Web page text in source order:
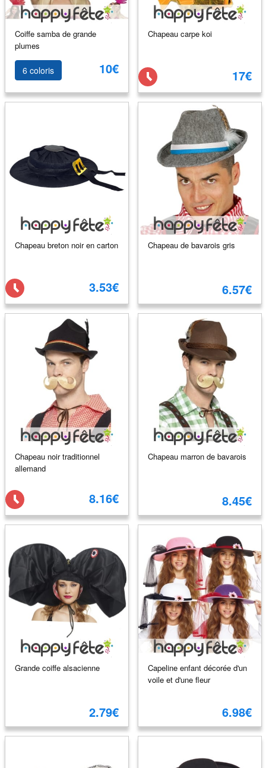
Coiffe samba de grande
plumes
6 coloris 10€
Chapeau carpe koi
17€
Chapeau breton noir en carton
3.53€
Chapeau de bavarois gris
6.57€
Chapeau noir traditionnel
allemand
8.16€
Chapeau marron de bavarois
8.45€
Grande coiffe alsacienne
2.79€
Capeline enfant décorée d'un
voile et d'une fleur
6.98€